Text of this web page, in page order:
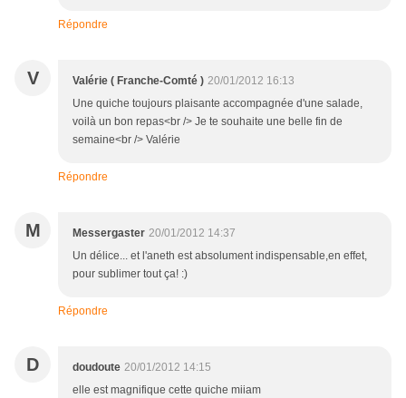
Répondre
V Valérie ( Franche-Comté ) 20/01/2012 16:13
Une quiche toujours plaisante accompagnée d'une salade,
voilà un bon repas<br /> Je te souhaite une belle fin de
semaine<br /> Valérie
Répondre
M Messergaster 20/01/2012 14:37
Un délice... et l'aneth est absolument indispensable,en effet,
pour sublimer tout ça! :)
Répondre
D doudoute 20/01/2012 14:15
elle est magnifique cette quiche miiam